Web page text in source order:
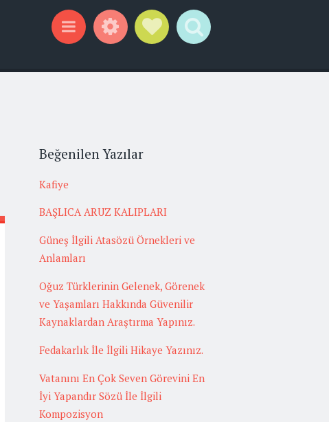
Beğenilen Yazılar
Kafiye
BAŞLICA ARUZ KALIPLARI
Güneş İlgili Atasözü Örnekleri ve
Anlamları
Oğuz Türklerinin Gelenek, Görenek
ve Yaşamları Hakkında Güvenilir
Kaynaklardan Araştırma Yapınız.
Fedakarlık İle İlgili Hikaye Yazınız.
Vatanını En Çok Seven Görevini En
İyi Yapandır Sözü İle İlgili
Kompozisyon